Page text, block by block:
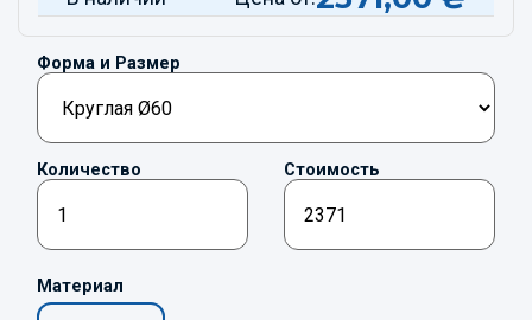
Форма и Размер
Количество Стоимость
Материал